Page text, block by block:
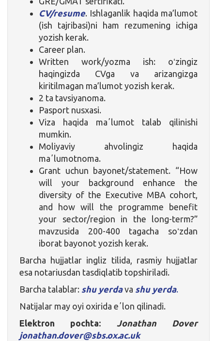
CV/resume. Ishlaganlik haqida ma’lumot
(ish tajribasi)ni ham rezumening ichiga
yozish kerak.
Career plan.
Written work/yozma ish: oʻzingiz
haqingizda CVga va arizangizga
kiritilmagan ma’lumot yozish kerak.
2 ta tavsiyanoma.
Pasport nusxasi.
Viza haqida maʼlumot talab qilinishi
mumkin.
Moliyaviy ahvolingiz haqida
maʼlumotnoma.
Grant uchun bayonet/statement. “How
will your background enhance the
diversity of the Executive MBA cohort,
and how will the programme benefit
your sector/region in the long-term?”
mavzusida 200-400 tagacha soʻzdan
iborat bayonot yozish kerak.
Barcha hujjatlar ingliz tilida, rasmiy hujjatlar
esa notariusdan tasdiqlatib topshiriladi.
Barcha talablar: shu yerdava shu yerda.
Natijalar may oyi oxirida eʼlon qilinadi.
Elektron pochta: Jonathan Dover
jonathan.dover@sbs.ox.ac.uk